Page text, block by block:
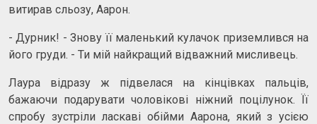
витирав сльозу, Аарон.
- Дурник! - Знову її маленький кулачок приземлився на
його груди. - Ти мій найкращий відважний мисливець.
Лаура відразу ж підвелася на кінцівках пальців,
бажаючи подарувати чоловікові ніжний поцілунок. Її
спробу зустріли ласкаві обійми Аарона, який з усією